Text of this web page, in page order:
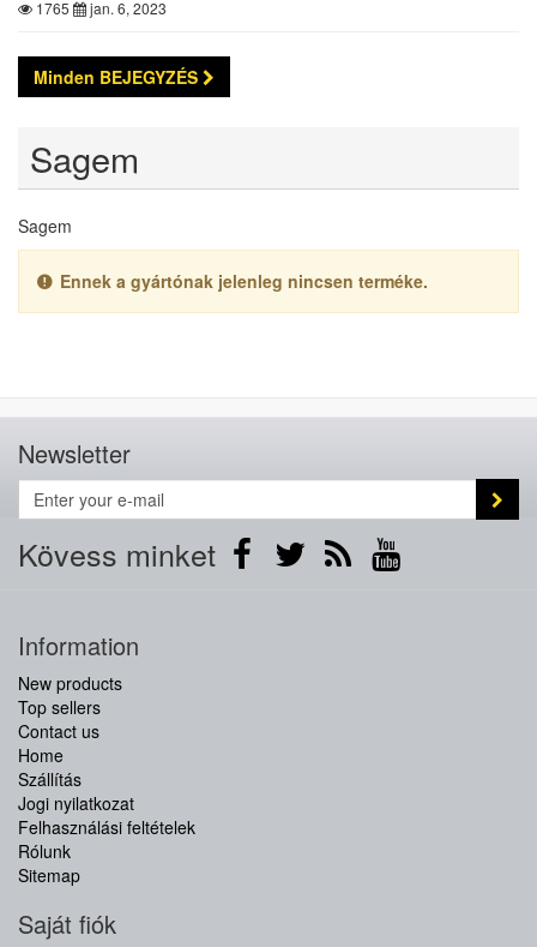
1765 jan. 6, 2023
Minden BEJEGYZÉS
Sagem
Sagem
Ennek a gyártónak jelenleg nincsen terméke.
Newsletter
Kövess minket
Information
New products
Top sellers
Contact us
Home
Szállítás
Jogi nyilatkozat
Felhasználási feltételek
Rólunk
Sitemap
Saját fiók